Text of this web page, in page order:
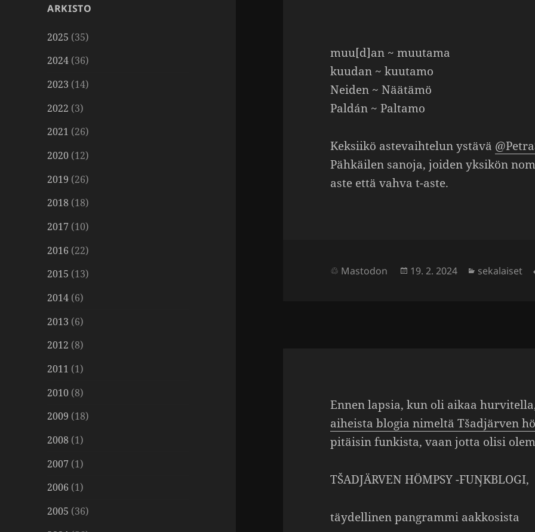
ARKISTO
2025 (35)
2024 (36)
2023 (14)
2022 (3)
2021 (26)
2020 (12)
2019 (26)
2018 (18)
2017 (10)
2016 (22)
2015 (13)
2014 (6)
2013 (6)
2012 (8)
2011 (1)
2010 (8)
2009 (18)
2008 (1)
2007 (1)
2006 (1)
2005 (36)
muu[d]an ~ muutama
kuudan ~ kuutamo
Neiden ~ Näätämö
Paldán ~ Paltamo
Keksiikö aste­vaih­telun ystävä
Pähkäilen sanoja, joiden yksikön
aste että vahva t-aste.
Mastodon Julkaistu
19. 2. 2024 Kategoriat
sekalaiset
Ennen lapsia, kun oli aikaa
aiheista blogia nimeltä Tšad­järven
pitäisin funkista, vaan jotta olisi
TŠADJÄRVEN HÖMPSY -FUŊKBLOGI,
täydel­linen pangrammi aakko­sista